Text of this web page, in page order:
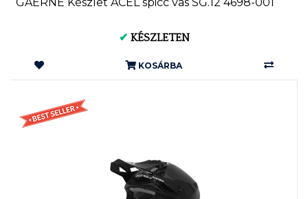
✔ KÉSZLETEN
KOSÁRBA